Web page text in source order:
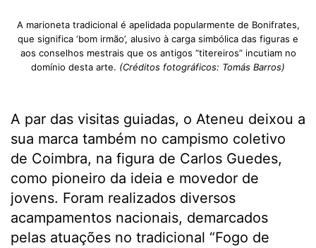
A marioneta tradicional é apelidada popularmente de Bonifrates,
que significa ‘bom irmão’, alusivo à carga simbólica das figuras e
aos conselhos mestrais que os antigos “titereiros” incutiam no
domínio desta arte. (Créditos fotográficos: Tomás Barros)
A par das visitas guiadas, o Ateneu deixou a
sua marca também no campismo coletivo
de Coimbra, na figura de Carlos Guedes,
como pioneiro da ideia e movedor de
jovens. Foram realizados diversos
acampamentos nacionais, demarcados
pelas atuações no tradicional “Fogo de